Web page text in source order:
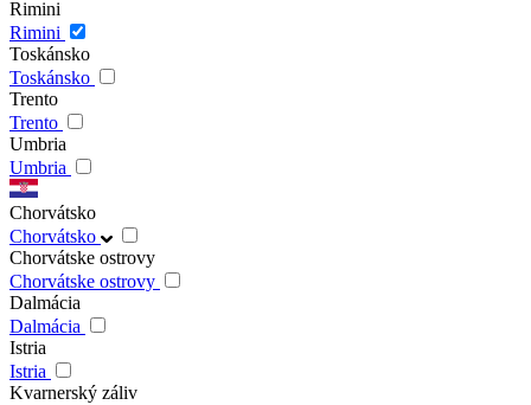
Rimini
Rimini
Toskánsko
Toskánsko
Trento
Trento
Umbria
Umbria
Chorvátsko
Chorvátsko
Chorvátske ostrovy
Chorvátske ostrovy
Dalmácia
Dalmácia
Istria
Istria
Kvarnerský záliv